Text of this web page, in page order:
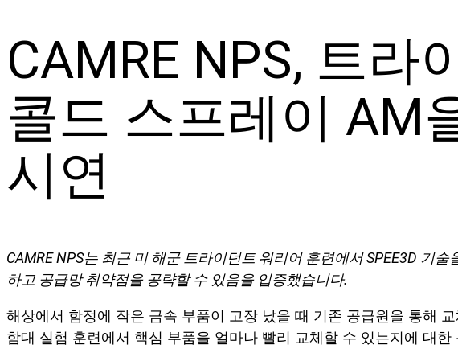
CAMRE NPS, 트라
콜드 스프레이 AM
시연
CAMRE NPS는 최근 미 해군 트라이던트 워리어 훈련에서 SPEE3D 기
하고 공급망 취약점을 공략할 수 있음을 입증했습니다.
해상에서 함정에 작은 금속 부품이 고장 났을 때 기존 공급원을 통해
함대 실험 훈련에서 핵심 부품을 얼마나 빨리 교체할 수 있는지에 대